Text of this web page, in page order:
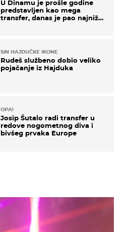
U Dinamu je prošle godine
predstavljen kao mega
transfer, danas je pao najniže
SIN HAJDUČKE IKONE
Rudeš službeno dobio veliko
pojačanje iz Hajduka
OPA!
Josip Šutalo radi transfer u
redove nogometnog diva i
bivšeg prvaka Europe